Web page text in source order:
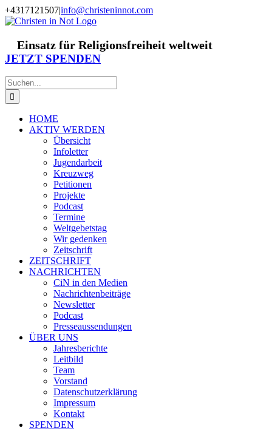
Zum
Inhalt
+4317121507|info@christeninnot.com
Facebook
Instagram
X
Spenden
Newsletter
Einsatz für Religionsfreiheit weltweit
JETZT SPENDEN
Suche
nach:
HOME
AKTIV WERDEN
Übersicht
Infoletter
Jugendarbeit
Kreuzweg
Petitionen
Projekte
Podcast
Termine
Weltgebetstag
Wir gedenken
Zeitschrift
ZEITSCHRIFT
NACHRICHTEN
CiN in den Medien
Nachrichtenbeiträge
Newsletter
Podcast
Presseaussendungen
ÜBER UNS
Jahresberichte
Leitbild
Team
Vorstand
Datenschutzerklärung
Impressum
Kontakt
SPENDEN